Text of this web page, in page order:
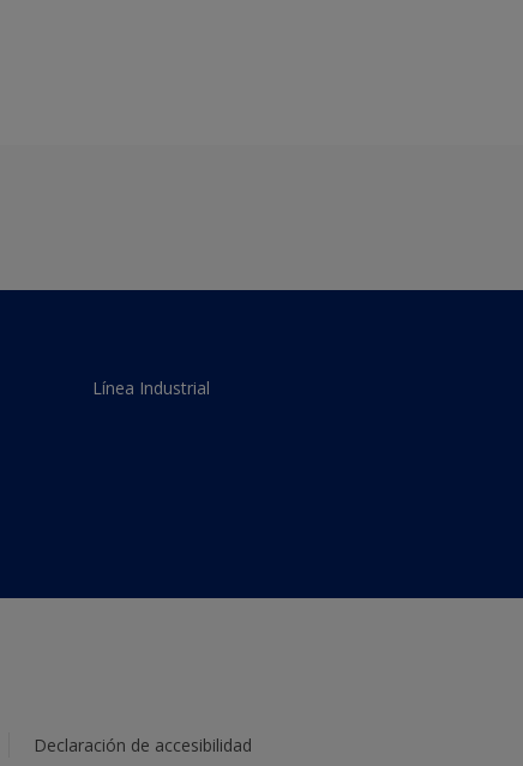
Línea Industrial
Declaración de accesibilidad